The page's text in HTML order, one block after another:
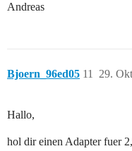
Andreas
Bjoern_96ed05 29.
11
Hallo,
hol dir einen Adapter fuer